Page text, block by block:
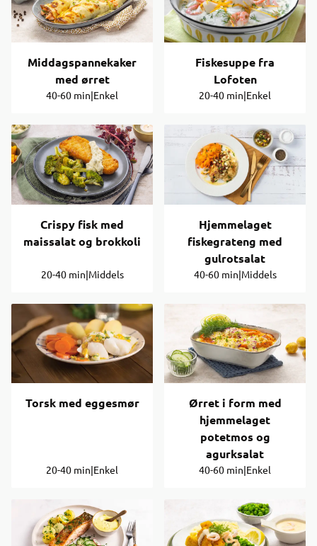
Middagspannekaker
med ørret
40-60 min|Enkel
Fiskesuppe fra
Lofoten
20-40 min|Enkel
Crispy fisk med
maissalat og brokkoli
20-40 min|Middels
Hjemmelaget
fiskegrateng med
gulrotsalat
40-60 min|Middels
Torsk med eggesmør
20-40 min|Enkel
Ørret i form med
hjemmelaget
potetmos og
agurksalat
40-60 min|Enkel